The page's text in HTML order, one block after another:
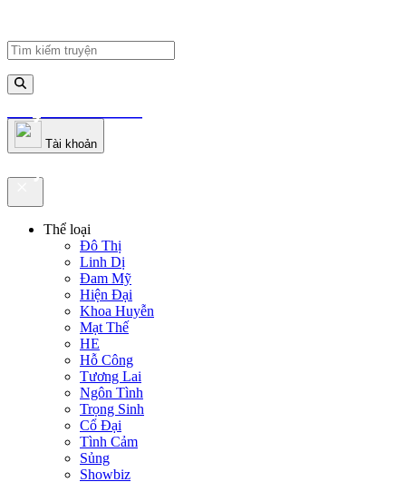
truyenfullz.com
Tài khoản
truyenfullz.com
Thể loại
Đô Thị
Linh Dị
Đam Mỹ
Hiện Đại
Khoa Huyễn
Mạt Thế
HE
Hỗ Công
Tương Lai
Ngôn Tình
Trọng Sinh
Cổ Đại
Tình Cảm
Sủng
Showbiz